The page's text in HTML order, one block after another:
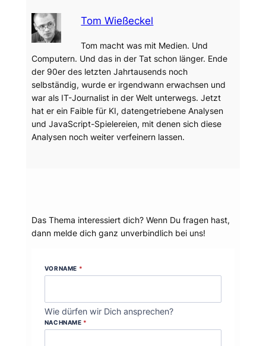
Tom Wießeckel
Tom macht was mit Medien. Und
Computern. Und das in der Tat schon länger. Ende
der 90er des letzten Jahrtausends noch
selbständig, wurde er irgendwann erwachsen und
war als IT-Journalist in der Welt unterwegs. Jetzt
hat er ein Faible für KI, datengetriebene Analysen
und JavaScript-Spielereien, mit denen sich diese
Analysen noch weiter verfeinern lassen.
Das Thema interessiert dich? Wenn Du fragen hast,
dann melde dich ganz unverbindlich bei uns!
VORNAME *
Wie dürfen wir Dich ansprechen?
NACHNAME *